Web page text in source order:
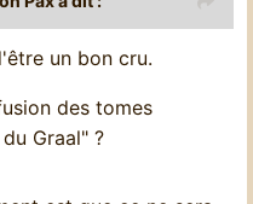
un bon cru.
des tomes
Graal" ?